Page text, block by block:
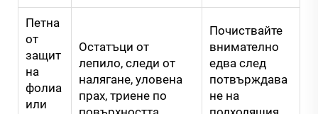
Петна
от
защит
на
фолиа
или
Остатъци от
лепило, следи от
налягане, уловена
прах, триене по
Почиствайте
внимателно
едва след
потвърждава
не на